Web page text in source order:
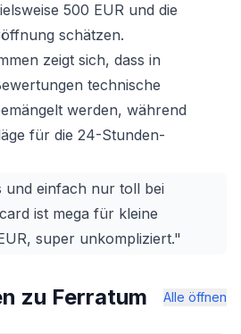
500 EUR und die
schätzen.
zeigt sich, dass in
technische
werden, während
für die 24-Stunden-
und einfach nur toll bei
ist mega für kleine
super unkompliziert."
zu Ferratum Alle öffnen